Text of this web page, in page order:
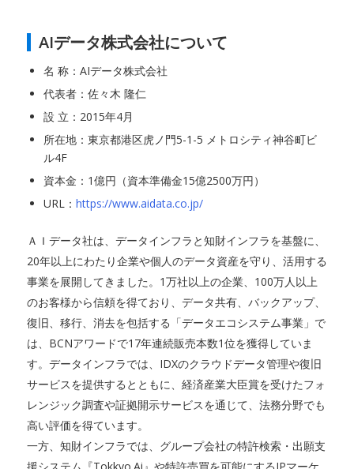
AIデータ株式会社について
名 称：AIデータ株式会社
代表者：佐々木 隆仁
設 立：2015年4月
所在地：東京都港区虎ノ門5-1-5 メトロシティ神谷町ビ
ル4F
資本金：1億円（資本準備金15億2500万円）
URL： https://www.aidata.co.jp/
ＡＩデータ社は、データインフラと知財インフラを基盤に、
20年以上にわたり企業や個人のデータ資産を守り、活用する
事業を展開してきました。1万社以上の企業、100万人以上
のお客様から信頼を得ており、データ共有、バックアップ、
復旧、移行、消去を包括する「データエコシステム事業」で
は、BCNアワードで17年連続販売本数1位を獲得していま
す。データインフラでは、IDXのクラウドデータ管理や復旧
サービスを提供するとともに、経済産業大臣賞を受けたフォ
レンジック調査や証拠開示サービスを通じて、法務分野でも
高い評価を得ています。
一方、知財インフラでは、グループ会社の特許検索・出願支